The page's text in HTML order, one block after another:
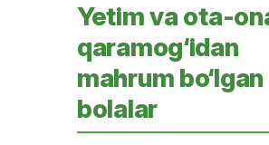
Yetim va ota-
qaramog‘idan
mahrum bo‘lgan
bolalar